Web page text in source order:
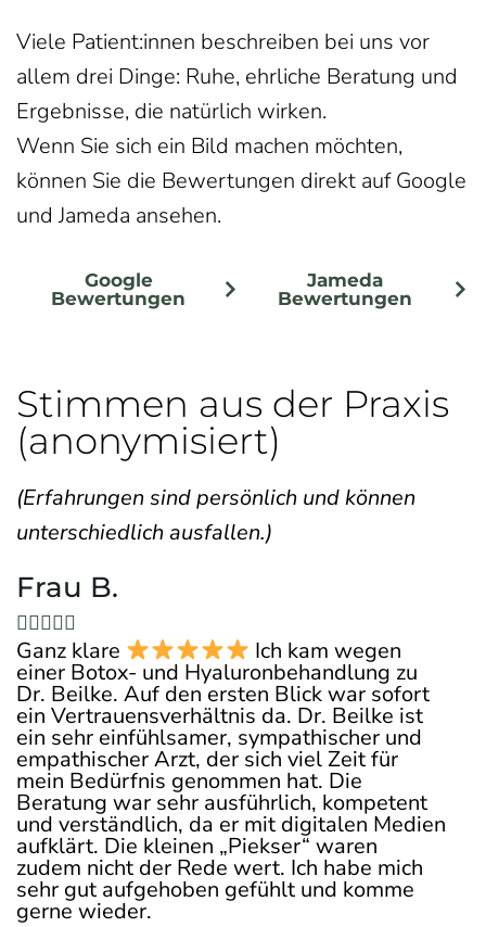
Viele Patient:innen beschreiben bei uns vor
allem drei Dinge: Ruhe, ehrliche Beratung und
Ergebnisse, die natürlich wirken.
Wenn Sie sich ein Bild machen möchten,
können Sie die Bewertungen direkt auf Google
und Jameda ansehen.
Google
Bewertungen
Jameda
Bewertungen
Stimmen aus der Praxis
(anonymisiert)
(Erfahrungen sind persönlich und können
unterschiedlich ausfallen.)
Frau B.

Ganz klare Ich kam wegen
einer Botox- und Hyaluronbehandlung zu
Dr. Beilke. Auf den ersten Blick war sofort
ein Vertrauensverhältnis da. Dr. Beilke ist
ein sehr einfühlsamer, sympathischer und
empathischer Arzt, der sich viel Zeit für
mein Bedürfnis genommen hat. Die
Beratung war sehr ausführlich, kompetent
und verständlich, da er mit digitalen Medien
aufklärt. Die kleinen „Piekser“ waren
zudem nicht der Rede wert. Ich habe mich
sehr gut aufgehoben gefühlt und komme
gerne wieder.